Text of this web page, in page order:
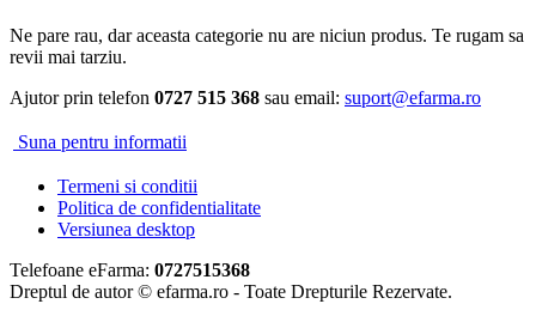
Ne pare rau, dar aceasta categorie nu are niciun produs. Te rugam sa
revii mai tarziu.
Ajutor prin telefon 0727 515 368 sau email: suport@efarma.ro
Suna pentru informatii
Termeni si conditii
Politica de confidentialitate
Versiunea desktop
Telefoane eFarma: 0727515368
Dreptul de autor © efarma.ro - Toate Drepturile Rezervate.